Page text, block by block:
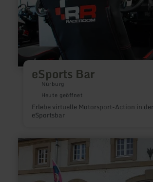
eSports Bar
Nürburg
Heute geöffnet
Erlebe virtuelle Motorsport-Action in
eSportsbar
mehr
erfahren
zu:
Tourist
Information
Echternach